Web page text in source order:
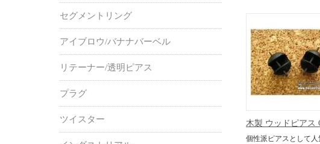
木製 ウッドピアス
個性派ピアスとして
セグメントリング
アイブロウ/バナナバーベル
リテーナー/透明ピアス
プラグ
ツイスター